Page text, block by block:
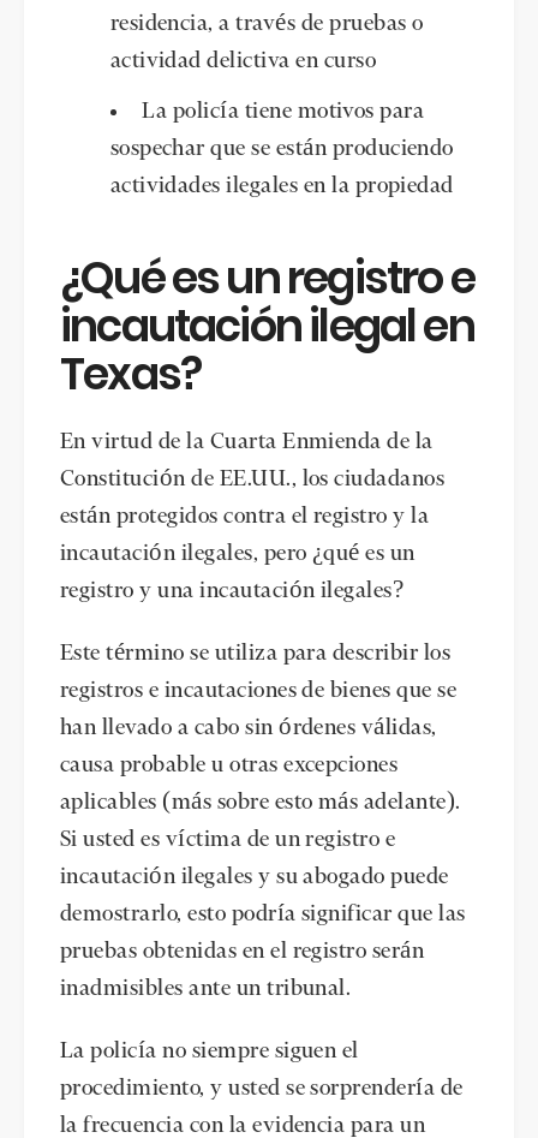
residencia, a través de pruebas o
actividad delictiva en curso
La policía tiene motivos para
sospechar que se están produciendo
actividades ilegales en la propiedad
¿Qué es un registro e
incautación ilegal en
Texas?
En virtud de la Cuarta Enmienda de la
Constitución de EE.UU., los ciudadanos
están protegidos contra el registro y la
incautación ilegales, pero ¿qué es un
registro y una incautación ilegales?
Este término se utiliza para describir los
registros e incautaciones de bienes que se
han llevado a cabo sin órdenes válidas,
causa probable u otras excepciones
aplicables (más sobre esto más adelante).
Si usted es víctima de un registro e
incautación ilegales y su abogado puede
demostrarlo, esto podría significar que las
pruebas obtenidas en el registro serán
inadmisibles ante un tribunal.
La policía no siempre siguen el
procedimiento, y usted se sorprendería de
la frecuencia con la evidencia para un